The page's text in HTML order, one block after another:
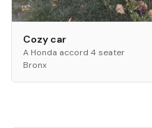
Cozy car
A Honda accord 4 seater
Bronx